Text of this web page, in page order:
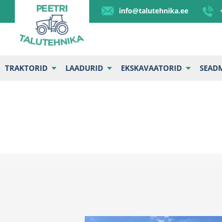
info@talutehnika.ee
TRAKTORID LAADURID EKSKAVAATORID